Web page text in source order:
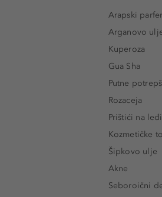
Arapski
Arganovo
Kuperoza
Gua Sha
Putne
Rozaceja
Prištići na
Kozmetičke
Šipkovo ulje
Akne
Seboroični